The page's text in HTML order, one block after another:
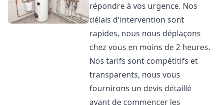
répondre à vos urgence. Nos
délais d'intervention sont
rapides, nous nous déplaçons
chez vous en moins de 2 heures.
Nos tarifs sont compétitifs et
transparents, nous vous
fournirons un devis détaillé
avant de commencer les